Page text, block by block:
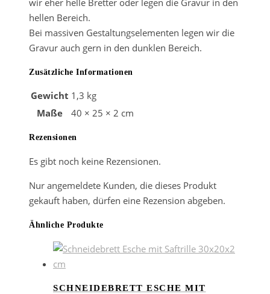
hellen Bereich.
Bei massiven Gestaltungselementen legen wir die
Gravur auch gern in den dunklen Bereich.
Zusätzliche Informationen
Gewicht 1,3 kg
Maße
40 × 25 × 2 cm
Rezensionen
Es gibt noch keine Rezensionen.
Nur angemeldete Kunden, die dieses Produkt
gekauft haben, dürfen eine Rezension abgeben.
Ähnliche Produkte
SCHNEIDEBRETT ESCHE MIT